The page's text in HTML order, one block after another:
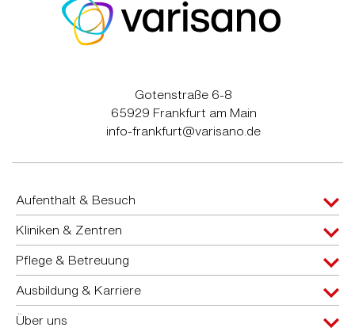
Gotenstraße 6-8
65929 Frankfurt am Main
info-frankfurt@varisano.de
Aufenthalt & Besuch
Kliniken & Zentren
Pflege & Betreuung
Ausbildung & Karriere
Über uns